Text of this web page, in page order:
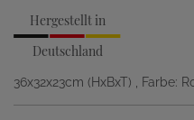
Hergestellt in
Deutschland
36x32x23cm (HxBxT)
, Farbe: